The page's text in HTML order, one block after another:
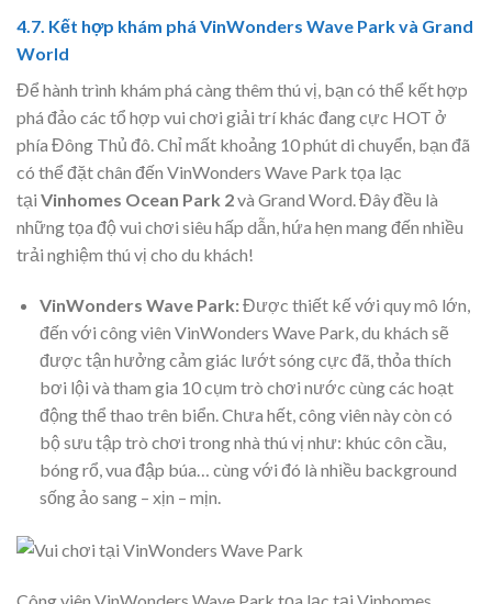
4.7. Kết hợp khám phá VinWonders Wave Park và Grand
World
Để hành trình khám phá càng thêm thú vị, bạn có thể kết hợp
phá đảo các tổ hợp vui chơi giải trí khác đang cực HOT ở
phía Đông Thủ đô. Chỉ mất khoảng 10 phút di chuyển, bạn đã
có thể đặt chân đến VinWonders Wave Park tọa lạc
tại Vinhomes Ocean Park 2và Grand Word. Đây đều là
những tọa độ vui chơi siêu hấp dẫn, hứa hẹn mang đến nhiều
trải nghiệm thú vị cho du khách!
VinWonders Wave Park:Được thiết kế với quy mô lớn,
đến với công viên VinWonders Wave Park, du khách sẽ
được tận hưởng cảm giác lướt sóng cực đã, thỏa thích
bơi lội và tham gia 10 cụm trò chơi nước cùng các hoạt
động thể thao trên biển. Chưa hết, công viên này còn có
bộ sưu tập trò chơi trong nhà thú vị như: khúc côn cầu,
bóng rổ, vua đập búa… cùng với đó là nhiều background
sống ảo sang – xịn – mịn.